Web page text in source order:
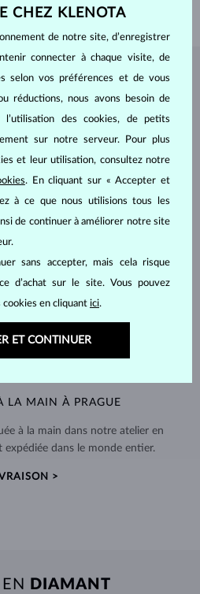
KLENOTA
LA MAIN À PRAGUE
à la main dans notre atelier en
expédiée dans le monde entier.
>
DIAMANT
CHEZ KLENOTA
de notre site, d’enregistrer
connecter à chaque visite, de
selon vos préférences et de vous
réductions, nous avons besoin de
des cookies, de petits
sur notre serveur. Pour plus
et leur utilisation, consultez notre
. En cliquant sur « Accepter et
à ce que nous utilisions tous les
de continuer à améliorer notre site
sans accepter, mais cela risque
d’achat sur le site. Vous pouvez
en cliquant ici.
ET CONTINUER